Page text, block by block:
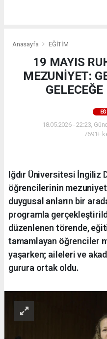
Anasayfa EĞİTİM
19 MAYIS
MEZUNİYET:
18.05.2026 - 22:23,
7691+
Iğdır Üniversitesi İngiliz
öğrencilerinin
duygusal anların bir
programla
düzenlenen törende,
tamamlayan öğrenciler
yaşarken; aileleri ve
gurura ortak oldu.